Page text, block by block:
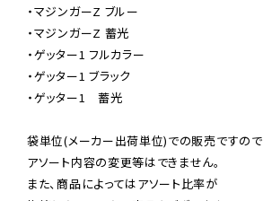
・マジンガーZ ブルー
・マジンガーZ 蓄光
・ゲッター1 フルカラー
・ゲッター1 ブラック
・ゲッター1　蓄光
袋単位(メーカー出荷単位)での販売ですので
アソート内容の変更等はできません。
また、商品によってはアソート比率が